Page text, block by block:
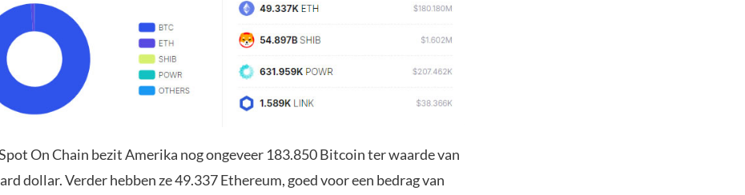
On Chain bezit Amerika nog ongeveer 183.850 Bitcoin ter waarde van
dollar. Verder hebben ze 49.337 Ethereum, goed voor een bedrag van